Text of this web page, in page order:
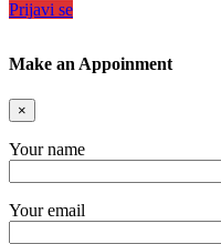
Prijavi se
Make an Appoinment
×
Your name
Your email